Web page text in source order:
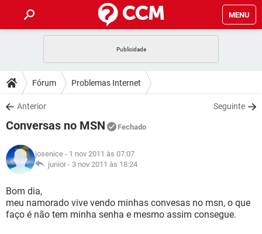
MENU
CELULAR FACEBOOK
OUTLOOK
INSTAGRAM GMAIL
GUIA DE COMPRAS
DICAS
JOGOS WHATSAPP
INSTAGRAM
GUIA DE COMPRAS
DOWNLOADS
JOGOS WHATSAPP
CELULAR
OUTLOOK
INSTAGRAM
GUIA DE COMPRAS
JOGOS
CELULAR
OUTLOOK
INSTAGRAM GMAIL
GLOSSÁRIO
JOGOS
CELULAR FACEBOOK
Fórum Problemas Internet
Anterior Seguinte
Conversas no MSN Fechado
josenice - 1 nov 2011 às 07:07
junior - 3 nov 2011 às 18:24
Bom dia,
meu namorado vive vendo minhas convesas no msn, o que
faço é não tem minha senha e mesmo assim consegue.